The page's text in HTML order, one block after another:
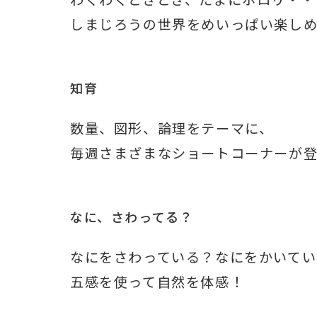
しまじろうの世界をめいっぱい楽し
知育
数量、図形、論理をテーマに、
毎週さまざまなショートコーナーが
なに、さわってる？
なにをさわっている？なにをかいて
五感を使って自然を体感！